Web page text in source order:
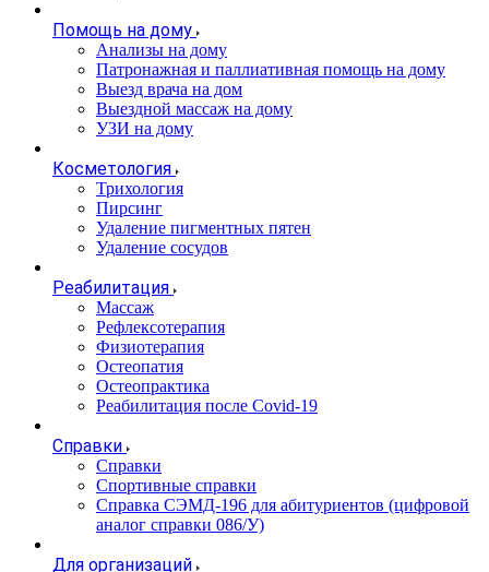
Помощь на дому
Анализы на дому
Патронажная и паллиативная помощь на дому
Выезд врача на дом
Выездной массаж на дому
УЗИ на дому
Косметология
Трихология
Пирсинг
Удаление пигментных пятен
Удаление сосудов
Реабилитация
Массаж
Рефлексотерапия
Физиотерапия
Остеопатия
Остеопрактика
Реабилитация после Covid-19
Справки
Справки
Спортивные справки
Справка СЭМД‑196 для абитуриентов (цифровой
аналог справки 086/У)
Для организаций